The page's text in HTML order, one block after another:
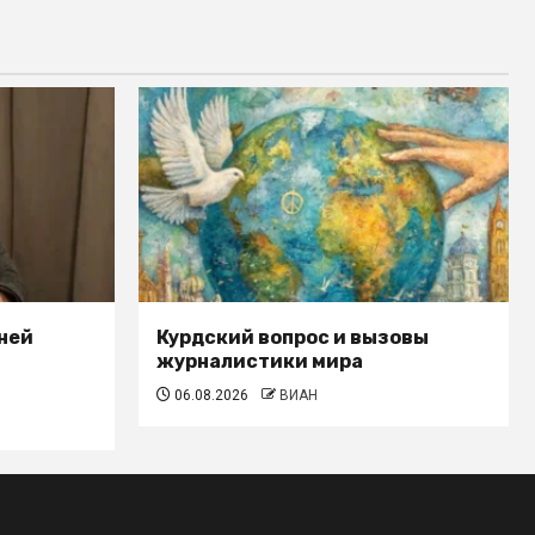
Курдский вопрос и вызовы
журналистики мира
06.08.2026 ВИАН